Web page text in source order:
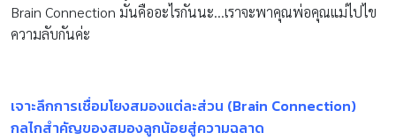
Brain Connection มันคืออะไรกันนะ…เราจะพาคุณพ่อคุณแม่ไปไข
ความลับกันค่ะ
เจาะลึกการเชื่อมโยงสมองแต่ละส่วน (Brain Connection)
กลไกสำคัญของสมองลูกน้อยสู่ความฉลาด